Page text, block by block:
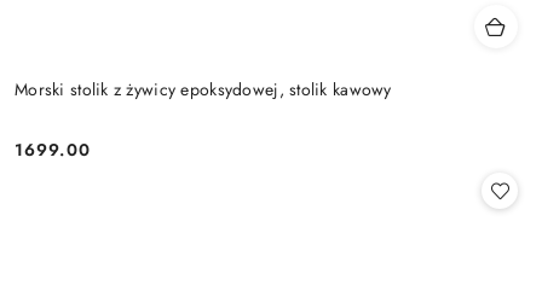
Morski stolik z żywicy epoksydowej, stolik kawowy
Cena:
1699.00